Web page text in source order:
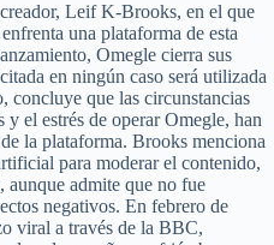
Leif K-Brooks, en el que
una plataforma de esta
Omegle cierra sus
en ningún caso será utilizada
concluye que las circunstancias
y el estrés de operar Omegle, han
la plataforma. Brooks menciona
para moderar el contenido,
aunque admite que no fue
negativos. En febrero de
viral a través de la BBC,